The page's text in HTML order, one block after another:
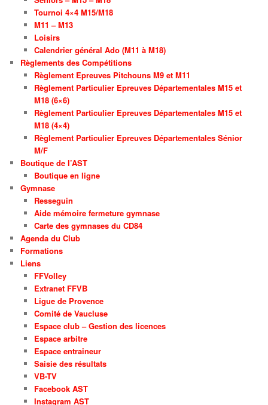
Tournoi 4×4 M15/M18
M11 – M13
Loisirs
Calendrier général Ado (M11 à M18)
Règlements des Compétitions
Règlement Epreuves Pitchouns M9 et M11
Règlement Particulier Epreuves Départementales M15 et
M18 (6×6)
Règlement Particulier Epreuves Départementales M15 et
M18 (4×4)
Règlement Particulier Epreuves Départementales Sénior
M/F
Boutique de l’AST
Boutique en ligne
Gymnase
Resseguin
Aide mémoire fermeture gymnase
Carte des gymnases du CD84
Agenda du Club
Formations
Liens
FFVolley
Extranet FFVB
Ligue de Provence
Comité de Vaucluse
Espace club – Gestion des licences
Espace arbitre
Espace entraineur
Saisie des résultats
VB-TV
Facebook AST
Instagram AST